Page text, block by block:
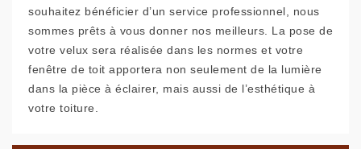
souhaitez bénéficier d’un service professionnel, nous
sommes prêts à vous donner nos meilleurs. La pose de
votre velux sera réalisée dans les normes et votre
fenêtre de toit apportera non seulement de la lumière
dans la pièce à éclairer, mais aussi de l’esthétique à
votre toiture.